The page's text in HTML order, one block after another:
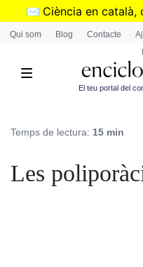
✉️ Ciència en català,
➜Subscriu-te
Qui som Blog Contacte
El teu portal del
Temps de lectura: 15 min
Les